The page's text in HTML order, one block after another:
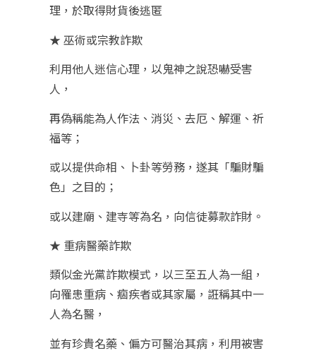
理，於取得財貨後逃匿
★ 巫術或宗教詐欺
利用他人迷信心理，以鬼神之說恐嚇受害
人，
再偽稱能為人作法、消災、去厄、解運、祈
福等；
或以提供命相、卜卦等勞務，遂其「騙財騙
色」之目的；
或以建廟、建寺等為名，向信徒募款詐財。
★ 重病醫藥詐欺
類似金光黨詐欺模式，以三至五人為一組，
向罹患重病、痼疾者或其家屬，誑稱其中一
人為名醫，
並有珍貴名藥、偏方可醫治其病，利用被害